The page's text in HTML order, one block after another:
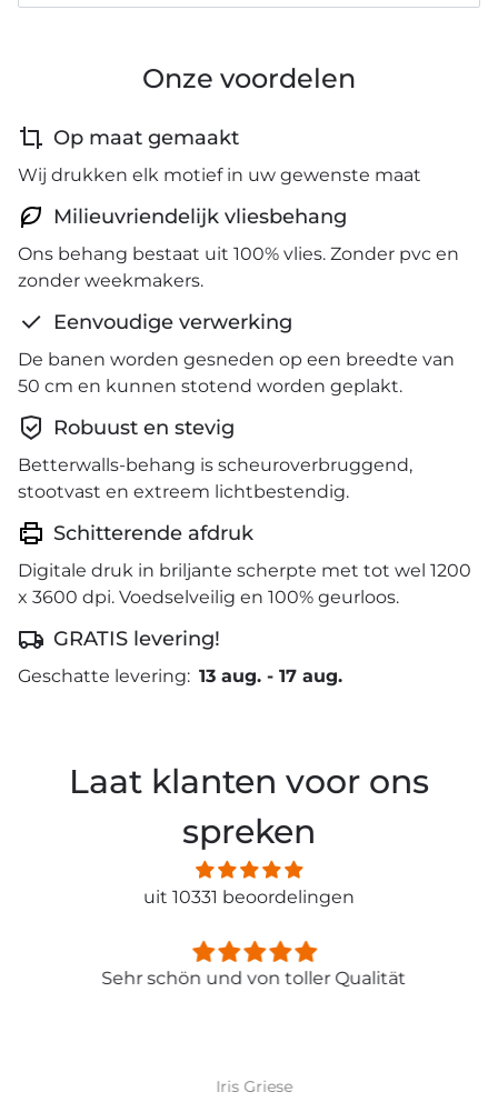
Onze voordelen
Op maat gemaakt
Wij drukken elk motief in uw gewenste maat
Milieuvriendelijk vliesbehang
Ons behang bestaat uit 100% vlies. Zonder pvc en
zonder weekmakers.
Eenvoudige verwerking
De banen worden gesneden op een breedte van
50 cm en kunnen stotend worden geplakt.
Robuust en stevig
Betterwalls-behang is scheuroverbruggend,
stootvast en extreem lichtbestendig.
Schitterende afdruk
Digitale druk in briljante scherpte met tot wel 1200
x 3600 dpi. Voedselveilig en 100% geurloos.
GRATIS levering!
Geschatte levering: 13 aug. - 17 aug.
Laat klanten voor ons
spreken
uit 10331 beoordelingen
Sehr schön und von toller Qualität
Iris Griese